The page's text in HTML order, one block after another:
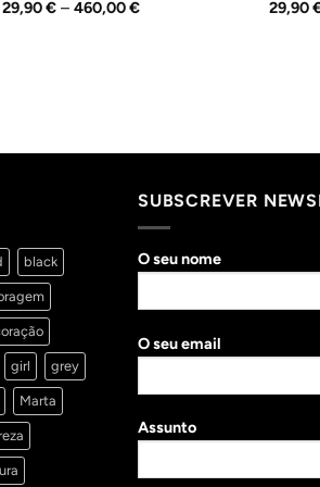
29,90€ – 460,00€Price
29,90
black
girl grey
Marta
SUBSCREVER
O seu nome
O seu email
Assunto